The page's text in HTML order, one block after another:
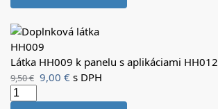
Látka HH009 k panelu s aplikáciami HH012
9,50€ 9,00 € s DPH